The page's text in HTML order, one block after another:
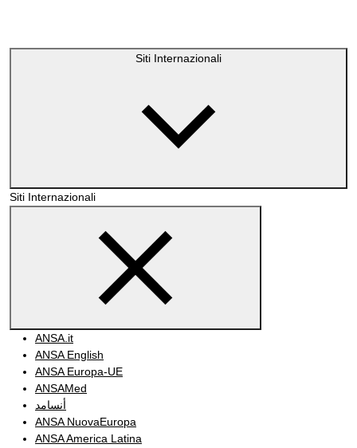
Siti Internazionali
Siti Internazionali
ANSA.it
ANSA English
ANSA Europa-UE
ANSAMed
أنسامد
ANSA NuovaEuropa
ANSA America Latina